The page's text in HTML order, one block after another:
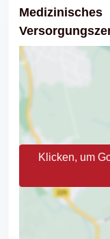
Medizinisches
Klicken, um